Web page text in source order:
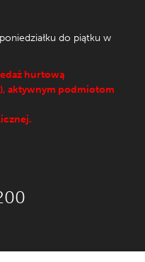
do piątku w
hurtową
aktywnym podmiotom